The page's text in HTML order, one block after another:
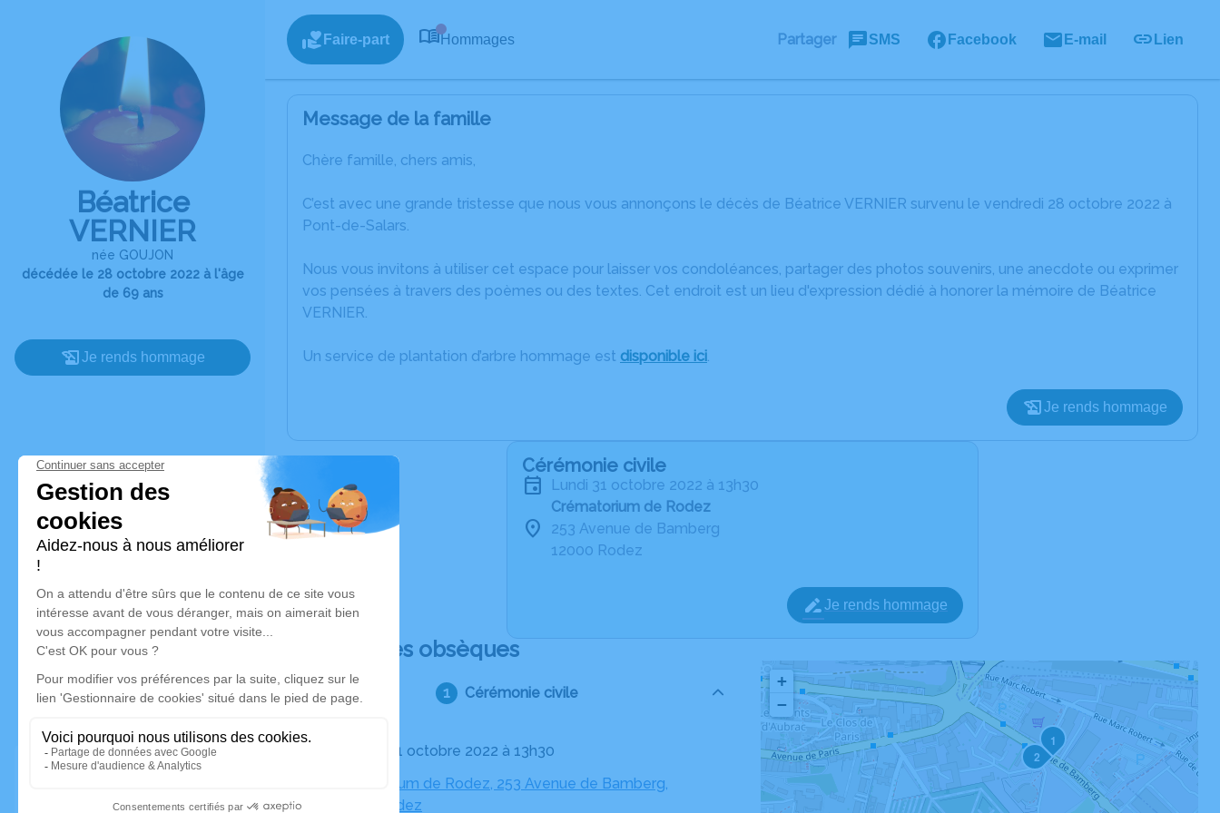
Béatrice
VERNIER
née GOUJON
décédée le 28 octobre 2022 à l'âge
de 69 ans
Je rends hommage
Faire-part Hommages Partager SMS Facebook E-mail Lien
Message de la famille
Chère famille, chers amis,
C’est avec une grande tristesse que nous vous annonçons le décès de Béatrice VERNIER survenu le vendredi 28 octobre 2022 à
Pont-de-Salars.
Nous vous invitons à utiliser cet espace pour laisser vos condoléances, partager des photos souvenirs, une anecdote ou exprimer
vos pensées à travers des poèmes ou des textes. Cet endroit est un lieu d'expression dédié à honorer la mémoire de Béatrice
VERNIER.
Un service de plantation d’arbre hommage est disponible ici.
Je rends hommage
Cérémonie civile
lundi 31 octobre 2022 à 13h30
Crématorium de Rodez
253 Avenue de Bamberg
12000 Rodez
Je rends hommage
Déroulé des obsèques
Cérémonie civile
Le lundi 31 octobre 2022 à 13h30
Crématorium de Rodez, 253 Avenue de Bamberg,
12000 Rodez
1
2
+
−